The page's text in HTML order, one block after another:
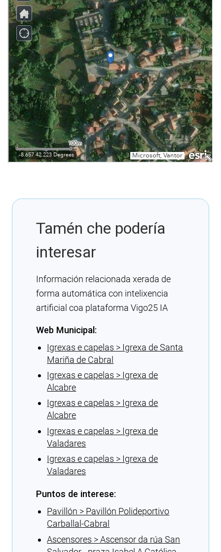
Tamén che podería
interesar
Información relacionada xerada de
forma automática con intelixencia
artificial coa plataforma Vigo25 IA
Web Municipal:
Igrexas e capelas > Igrexa de Santa
Mariña de Cabral
Igrexas e capelas > Igrexa de
Alcabre
Igrexas e capelas > Igrexa de
Alcabre
Igrexas e capelas > Igrexa de
Valadares
Igrexas e capelas > Igrexa de
Valadares
Puntos de interese:
Pavillón > Pavillón Polideportivo
Carballal-Cabral
Ascensores > Ascensor da rúa San